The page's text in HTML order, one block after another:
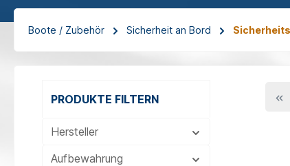
Boote / Zubehör Sicherheit an Bord
PRODUKTE FILTERN
Hersteller
Aufbewahrung